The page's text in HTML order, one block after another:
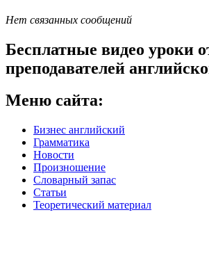
Нет связанных сообщений
Бесплатные видео уроки
преподавателей
Меню сайта:
Бизнес английский
Грамматика
Новости
Произношение
Словарный запас
Статьи
Теоретический материал